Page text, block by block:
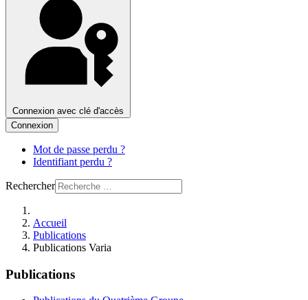
Connexion avec clé d'accès
Connexion
Mot de passe perdu ?
Identifiant perdu ?
Rechercher
Accueil
Publications
Publications Varia
Publications